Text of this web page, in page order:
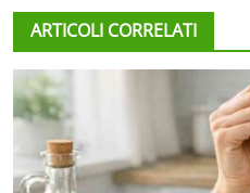
ARTICOLI CORRELATI